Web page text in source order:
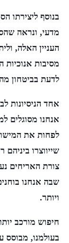
בנוסף ליצירתו
מדעי, ונראה
העניין האלה,
מסיבות אנוכיות
לדעת בביטחון
אחד הניסיונות
אנחנו מסוגלים
לפחות את
שייווצרו
צורת האריחים
שבה אנחנו
ויותר.
חיפוש מורכב
בעולמנו, מבוסס